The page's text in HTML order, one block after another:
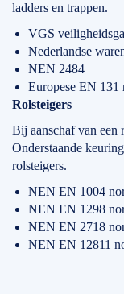
ladders en trappen.
VGS
Nederlandse
NEN 2484
Europese EN 131
Rolsteigers
Bij aanschaf van een
Onderstaande
rolsteigers.
NEN EN 1004
NEN EN 1298
NEN EN 2718
NEN EN 12811